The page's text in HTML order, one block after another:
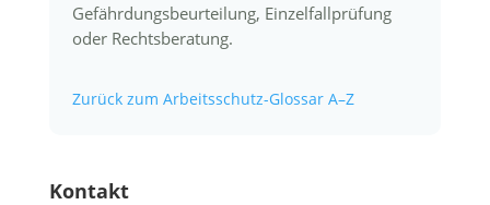
Gefährdungsbeurteilung, Einzelfallprüfung
oder Rechtsberatung.
Zurück zum Arbeitsschutz-Glossar A–Z
Kontakt